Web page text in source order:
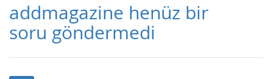
addmagazine henüz bir
soru göndermedi